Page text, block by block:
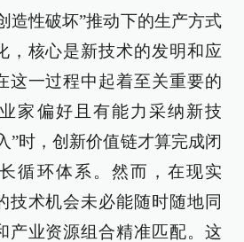
造性破坏”推动下的生产方式
，核心是新技术的发明和应
这一过程中起着至关重要的
家偏好且有能力采纳新技
”时，创新价值链才算完成闭
循环体系。然而，在现实
技术机会未必能随时随地同
产业资源组合精准匹配。这